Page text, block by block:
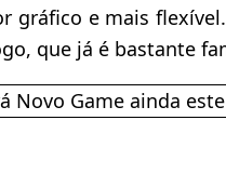
gráfico e mais
que já é bastante